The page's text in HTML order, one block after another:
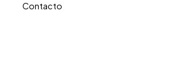
Contacto